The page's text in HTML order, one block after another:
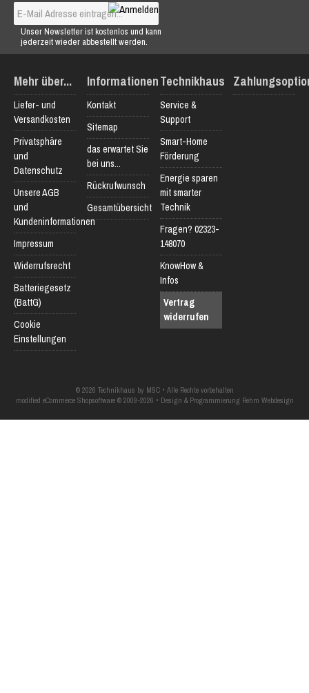
Unser Newsletter ist kostenlos und kann
jederzeit wieder abbestellt werden.
Mehr über...
Liefer- und
Versandkosten
Privatsphäre
und
Datenschutz
Unsere AGB
und
Kundeninformationen
Impressum
Widerrufsrecht
Batteriegesetz
(BattG)
Cookie
Einstellungen
Informationen
Kontakt
Sitemap
das erwartet Sie
bei uns...
Rückrufwunsch
Gesamtübersicht
Technikhaus
Service &
Support
Smart-Home
Förderung
Energie sparen
mit smarter
Technik
Fragen? 02323-
148070
KnowHow &
Infos
Vertrag
widerrufen
© 2026 Technikhaus by MSC • Alle Rechte vorbehalten
modified eCommerce Shopsoftware © 2009-2026 • Design & Programmierung Rehm Webdesign